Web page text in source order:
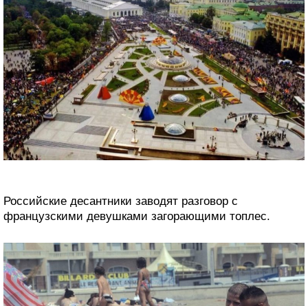
Российские десантники заводят разговор с
французскими девушками загорающими топлес.